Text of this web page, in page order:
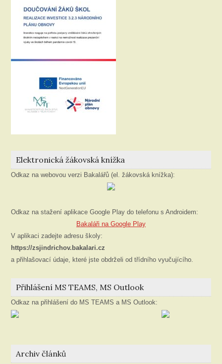
Elektronická žákovská knížka
Odkaz na webovou verzi Bakalářů (el. žákovská knížka):
Odkaz na stažení aplikace Google Play do telefonu s Androidem:
Bakaláři na Google Play
V aplikaci zadejte adresu školy:
https://zsjindrichov.bakalari.cz
a přihlašovací údaje, které jste obdrželi od třídního vyučujícího.
Přihlášení MS TEAMS, MS Outlook
Odkaz na přihlášení do MS TEAMS a MS Outlook:
Archiv článků